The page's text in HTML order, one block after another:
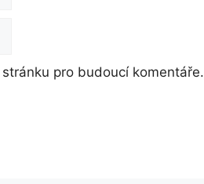
pro budoucí komentáře.